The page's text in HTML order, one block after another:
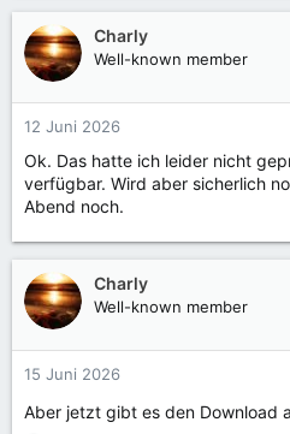
a
k
t
n
n
:
Charly
Well-known member
12 Juni 2026
Ok. Das hatte ich leider nicht
verfügbar. Wird aber sicherlich
Abend noch.
Charly
Well-known member
15 Juni 2026
Aber jetzt gibt es den Download